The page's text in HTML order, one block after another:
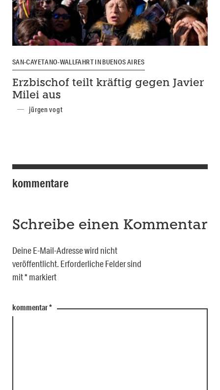
SAN-CAYETANO-WALLFAHRT IN BUENOS AIRES
Erzbischof teilt kräftig gegen Javier
Milei aus
jürgen vogt
kommentare
Schreibe einen Kommentar
Deine E-Mail-Adresse wird nicht
veröffentlicht. Erforderliche Felder sind
mit*markiert
kommentar*